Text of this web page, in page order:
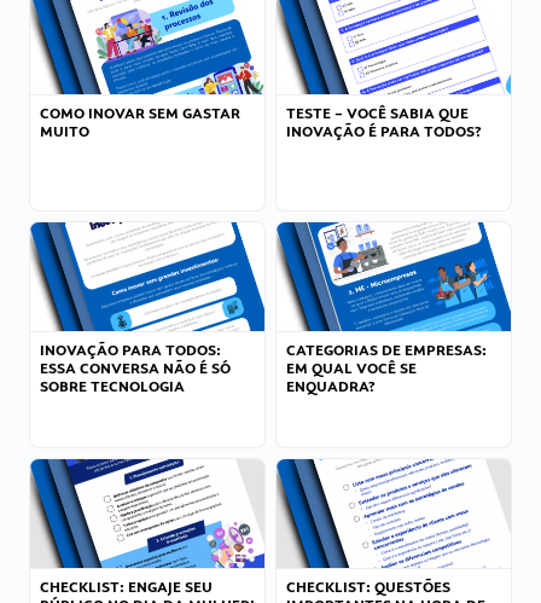
COMO INOVAR SEM GASTAR
MUITO
TESTE – VOCÊ SABIA QUE
INOVAÇÃO É PARA TODOS?
INOVAÇÃO PARA TODOS:
ESSA CONVERSA NÃO É SÓ
SOBRE TECNOLOGIA
CATEGORIAS DE EMPRESAS:
EM QUAL VOCÊ SE
ENQUADRA?
CHECKLIST: ENGAJE SEU
CHECKLIST: QUESTÕES